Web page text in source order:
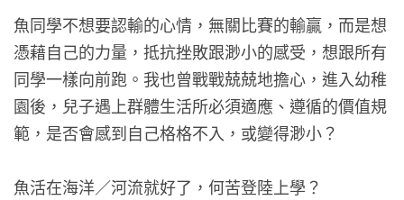
魚同學不想要認輸的心情，無關比賽的輸贏，而是想
憑藉自己的力量，抵抗挫敗跟渺小的感受，想跟所有
同學一樣向前跑。我也曾戰戰兢兢地擔心，進入幼稚
園後，兒子遇上群體生活所必須適應、遵循的價值規
範，是否會感到自己格格不入，或變得渺小？
魚活在海洋／河流就好了，何苦登陸上學？